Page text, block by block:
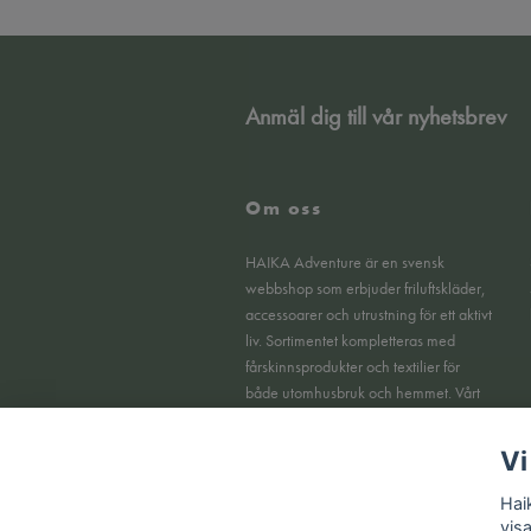
Anmäl dig till vår nyhetsbrev
Om oss
HAIKA Adventure är en svensk
webbshop som erbjuder friluftskläder,
accessoarer och utrustning för ett aktivt
liv. Sortimentet kompletteras med
fårskinnsprodukter och textilier för
både utomhusbruk och hemmet. Vårt